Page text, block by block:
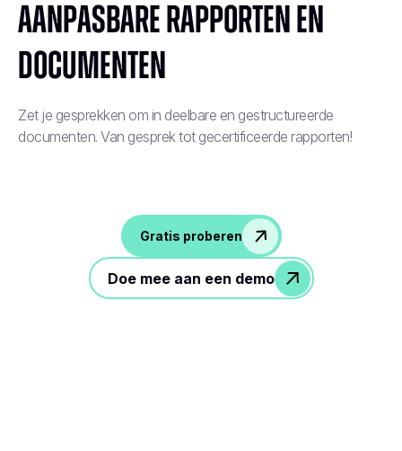
Aanpasbare rapporten en
documenten
Zet je gesprekken om in deelbare en gestructureerde
documenten. Van gesprek tot gecertificeerde rapporten!
Gratis proberen
Doe mee aan een demo